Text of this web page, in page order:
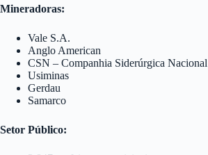
Mineradoras:
Vale S.A.
Anglo American
CSN – Companhia Siderúrgica Nacional
Usiminas
Gerdau
Samarco
Setor Público: